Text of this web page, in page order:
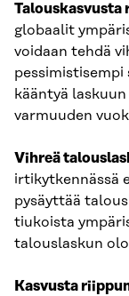
Talouskasvusta
globaalit
voidaan tehdä
kääntyä
varmuuden
Vihreä
irtikytkennässä
pysäyttää
tiukoista
talouslaskun
Kasvusta